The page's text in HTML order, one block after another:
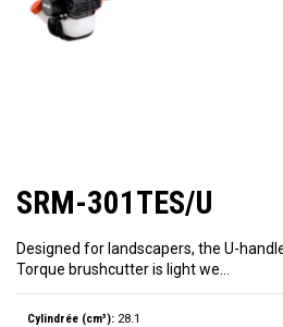
SRM-301TES/U
Designed for landscapers, the U-
Torque brushcutter is light we…
Cylindrée (cm³): 28.1